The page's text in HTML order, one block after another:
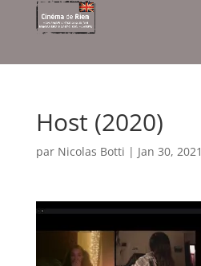
Host (2020)
par Nicolas Botti | Jan 30, 2021